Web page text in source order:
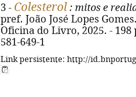
3 - Colesterol : mitos e
pref. João José Lopes
Oficina do Livro, 2025. - 198
581-649-1
Link persistente: http://